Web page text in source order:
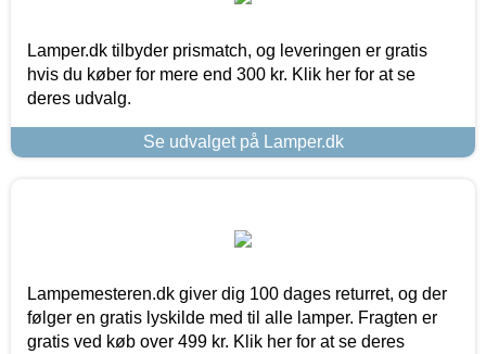
Lamper.dk tilbyder prismatch, og leveringen er gratis
hvis du køber for mere end 300 kr. Klik her for at se
deres udvalg.
Se udvalget på Lamper.dk
Lampemesteren.dk giver dig 100 dages returret, og der
følger en gratis lyskilde med til alle lamper. Fragten er
gratis ved køb over 499 kr. Klik her for at se deres